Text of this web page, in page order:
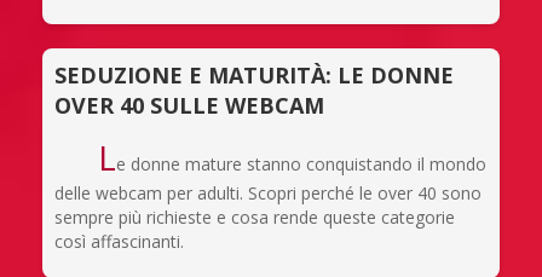
SEDUZIONE E MATURITÀ: LE DONNE
OVER 40 SULLE WEBCAM
Le donne mature stanno conquistando il mondo
delle webcam per adulti. Scopri perché le over 40 sono
sempre più richieste e cosa rende queste categorie
così affascinanti.